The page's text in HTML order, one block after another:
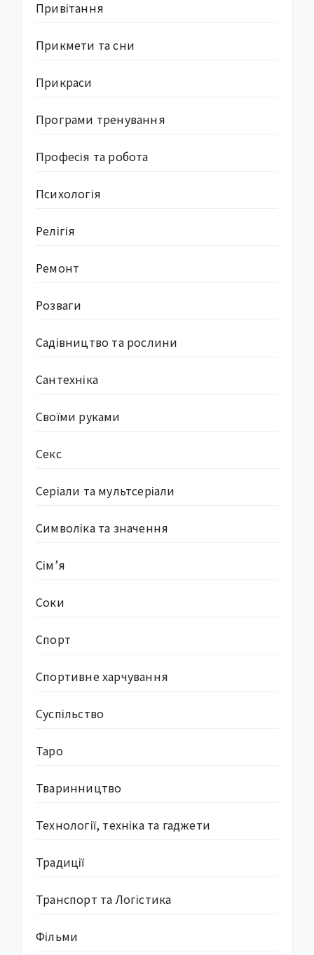
Привітання
Прикмети та сни
Прикраси
Програми тренування
Професія та робота
Психологія
Релігія
Ремонт
Розваги
Садівництво та рослини
Сантехніка
Своїми руками
Секс
Серіали та мультсеріали
Символіка та значення
Сім’я
Соки
Спорт
Спортивне харчування
Суcпільство
Таро
Тваринництво
Технології, техніка та гаджети
Традиції
Транспорт та Логістика
Фільми